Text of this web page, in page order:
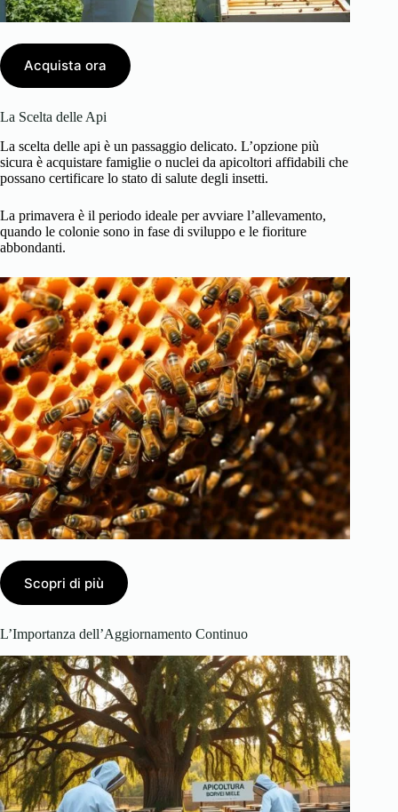
Acquista ora
La Scelta delle Api
La scelta delle api è un passaggio delicato. L’opzione più
sicura è acquistare famiglie o nuclei da apicoltori affidabili che
possano certificare lo stato di salute degli insetti.
La primavera è il periodo ideale per avviare l’allevamento,
quando le colonie sono in fase di sviluppo e le fioriture
abbondanti.
Scopri di più
L’Importanza dell’Aggiornamento Continuo